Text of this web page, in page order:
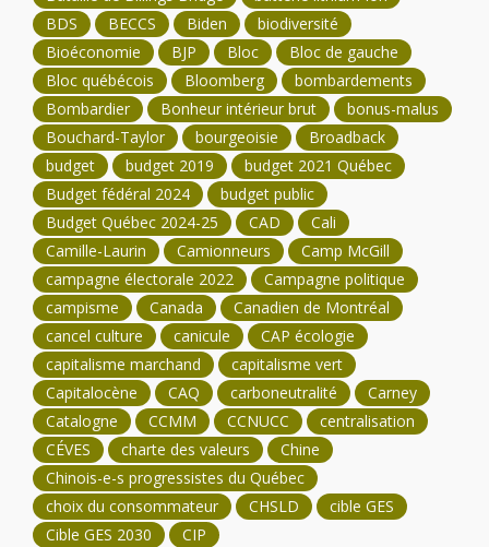
BDS
BECCS Biden
biodiversité
Bioéconomie
BJP Bloc
Bloc de gauche
Bloc québécois
Bloomberg
bombardements
Bombardier
Bonheur intérieur brut
bonus-malus
Bouchard-Taylor
bourgeoisie
Broadback
budget
budget 2019
budget 2021 Québec
Budget fédéral 2024
budget public
Budget Québec 2024-25
CAD
Cali
Camille-Laurin
Camionneurs
Camp McGill
campagne électorale 2022
Campagne politique
campisme
Canada
Canadien de Montréal
cancel culture
canicule
CAP écologie
capitalisme marchand
capitalisme vert
Capitalocène
CAQ carboneutralité
Carney
Catalogne
CCMM CCNUCC
centralisation
CÉVES
charte des valeurs
Chine
Chinois-e-s progressistes du Québec
choix du consommateur
CHSLD
cible GES
Cible GES 2030
CIP